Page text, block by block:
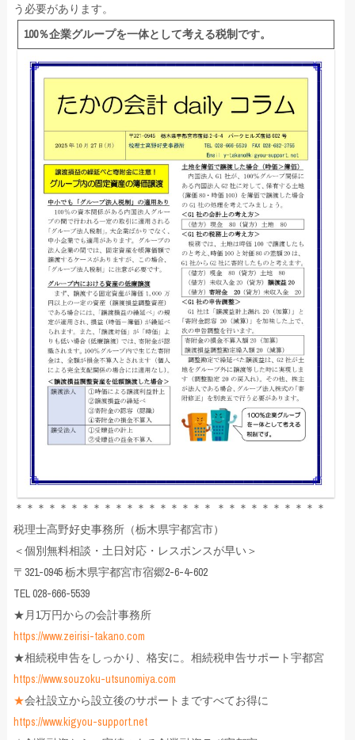
う必要があります。
100％企業グループを一体として考える税制です。
＊＊＊＊＊＊＊＊＊＊＊＊＊＊＊＊＊＊ ＊＊＊＊＊＊＊＊＊＊
税理士高野好史事務所（栃木県宇都宮市）
＜個別無料相談・土日対応・レスポンスが早い＞
〒321-0945 栃木県宇都宮市宿郷2-6-4-602
TEL 028-666-5539
★月1万円からの会計事務所
https://www.zeirisi-takano.com
★相続税申告をしっかり、格安に。相続税申告サポート宇都宮
https://www.souzoku-utsunomiya.com
★会社設立から設立後のサポートまですべてお得に
https://www.kigyou-support.net